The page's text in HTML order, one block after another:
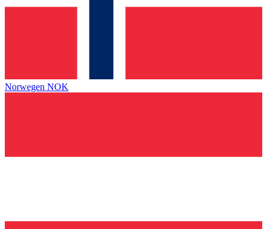
Norwegen NOK